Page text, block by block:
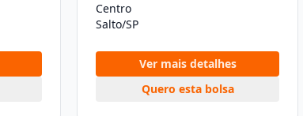
Centro
Salto/SP
Ver mais detalhes
Quero esta bolsa